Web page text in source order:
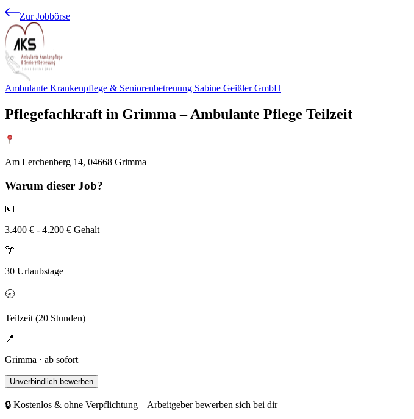
Zur Jobbörse
Ambulante Krankenpflege & Seniorenbetreuung Sabine Geißler GmbH
Pflegefachkraft in Grimma – Ambulante Pflege Teilzeit
Am Lerchenberg 14, 04668 Grimma
Warum dieser Job?
💶
3.400 € - 4.200 € Gehalt
🌴
30 Urlaubstage
🕣
Teilzeit (20 Stunden)
📍
Grimma · ab sofort
Unverbindlich bewerben
🔒 Kostenlos & ohne Verpflichtung – Arbeitgeber bewerben sich bei dir